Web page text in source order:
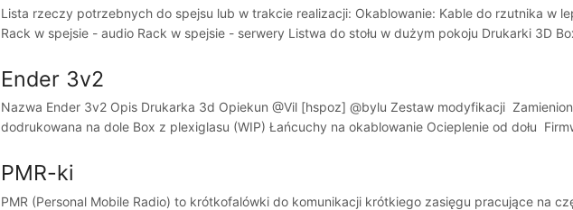
Lista rzeczy potrzebnych do spejsu lub w trakcie realizacji: Okablowanie: Kable do rzutnika w
Rack w spejsie - audio Rack w spejsie - serwery Listwa do stołu w dużym pokoju Drukarki 3D
Ender 3v2
Nazwa Ender 3v2 Opis Drukarka 3d Opiekun @Vil [hspoz] @bylu Zestaw modyfikacji
dodrukowana na dole Box z plexiglasu (WIP) Łańcuchy na okablowanie Ocieplenie od dołu
PMR-ki
PMR (Personal Mobile Radio) to krótkofalówki do komunikacji krótkiego zasięgu pracujące na